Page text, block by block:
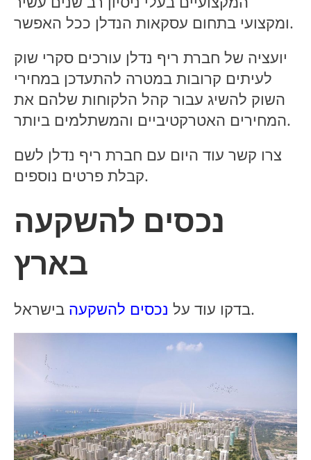
ומקצועי בתחום עסקאות הנדלן ככל האפשר.
יועציה של חברת ריף נדלן עורכים סקרי שוק
לעיתים קרובות במטרה להתעדכן במחירי
השוק להשיג עבור קהל הלקוחות שלהם את
המחירים האטרקטיביים והמשתלמים ביותר.
צרו קשר עוד היום עם חברת ריף נדלן לשם
קבלת פרטים נוספים.
נכסים להשקעה
בארץ
בדקו עוד על נכסים להשקעה בישראל.